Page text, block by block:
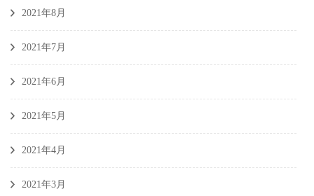
2021年8月
2021年7月
2021年6月
2021年5月
2021年4月
2021年3月